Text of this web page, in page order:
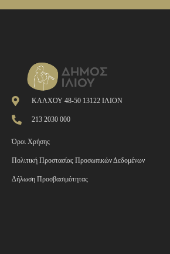
ΚΑΛΧΟΥ 48-50 13122 ΙΛΙΟΝ
213 2030 000
Όροι Χρήσης
Πολιτική Προστασίας Προσωπικών Δεδομένων
Δήλωση Προσβασιμότητας